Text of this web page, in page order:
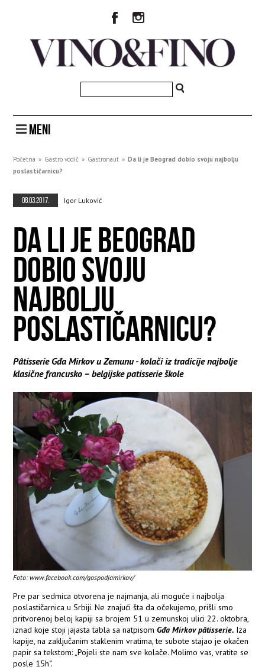
MENI
Početna » Gastro vodič » Gastronaut » Da li je Beograd dobio svoju najbolju
poslastičarnicu?
08.03.2017. Igor Luković
DA LI JE BEOGRAD
DOBIO SVOJU
NAJBOLJU
POSLASTIČARNICU?
Pâtisserie Gđa Mirkov u Zemunu - kolači iz tradicije najbolje
klasične francusko – belgijske patisserie škole
Foto: www.facebook.com/gospodjamirkov/
Pre par sedmica otvorena je najmanja, ali moguće i najbolja
poslastičarnica u Srbiji. Ne znajući šta da očekujemo, prišli smo
pritvorenoj beloj kapiji sa brojem 51 u zemunskoj ulici 22. oktobra,
iznad koje stoji jajasta tabla sa natpisomGđa Mirkov pâtisserie. Iza
kapije, na zaključanim staklenim vratima, te subote stajao je okačen
papir sa tekstom: „Pojeli ste nam sve kolače. Molimo vas, vratite se
posle 15h“.